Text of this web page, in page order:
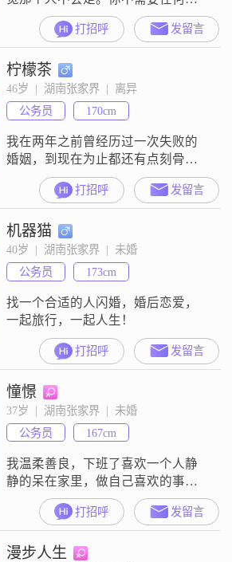
机和手段，不用去想怎么留住他的
心，他的胃，他就是不会走。最好
的恋情是，你可以彻底做你自己，
并且你的这个他，依然迷恋最真实
的你。
打招呼 发留言
柠檬茶
46岁  |  湖南张家界  |  离异
公务员
170cm
我在两年之前曾经历过一次失败的
婚姻，到现在为止都还有点刻骨铭
心，我们是通过朋友介绍认识的，
生活了两年没有感情的生活，最后
还是分道扬摽，我们在生活的过程
中谁都没有太多的过错，所以最后
我们都选择了平静的分手，过了很
长时间我终于明白了一个道理，自
己想要的生活到底是什么样的，我
经常会思考这个问题，所以觉得，
一个好的家庭最重要的
打招呼 发留言
机器猫
40岁  |  湖南张家界  |  未婚
公务员
173cm
找一个合适的人闪婚，婚后恋爱，
一起旅行，一起人生！
打招呼 发留言
憧憬
37岁  |  湖南张家界  |  未婚
公务员
167cm
我温柔善良，下班了喜欢一个人静
静的呆在家里，做自己喜欢的事
情。偶尔也和朋友出去逛逛街，去
歌厅唱唱歌。希望能借助这个平台
找到我的那个心胸坦荡，敢于担
当，有责任心的他。
打招呼 发留言
漫步人生